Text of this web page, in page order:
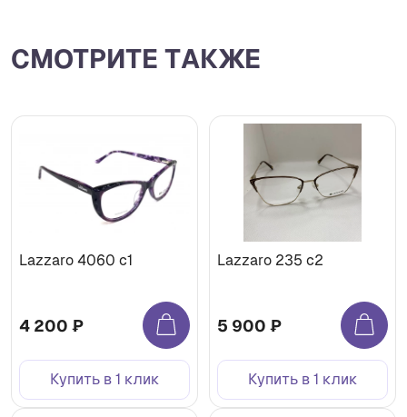
СМОТРИТЕ ТАКЖЕ
Lazzaro 4060 с1
4 200 ₽
Купить в 1 клик
Lazzaro 235 с2
5 900 ₽
Купить в 1 клик